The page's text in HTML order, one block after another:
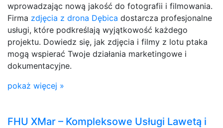
wprowadzając nową jakość do fotografii i filmowania.
Firma zdjęcia z drona Dębica dostarcza profesjonalne
usługi, które podkreślają wyjątkowość każdego
projektu. Dowiedz się, jak zdjęcia i filmy z lotu ptaka
mogą wspierać Twoje działania marketingowe i
dokumentacyjne.
pokaż więcej »
FHU XMar – Kompleksowe Usługi Lawetą i